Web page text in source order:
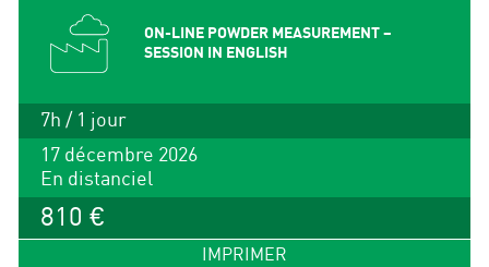
ON-LINE POWDER MEASUREMENT –
SESSION IN ENGLISH
7h / 1 jour
17 décembre 2026
En distanciel
810 €
IMPRIMER